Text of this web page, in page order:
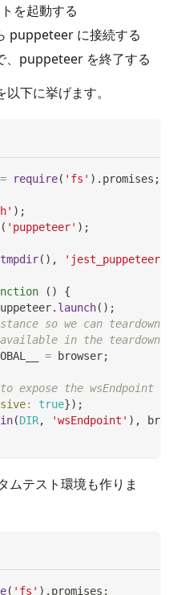
を起動する
puppeteer に接続する
、puppeteer を終了する
下に挙げます。
= require( 'fs' ) . promises ;
) ;
( 'puppeteer' ) ;
tmpdir( ) ,
( )
{
. launch( ) ;
so we can
in the teardown
= browser;
the wsEndpoint
: true}) ;
(DIR, 'wsEndpoint' ) ,
テスト環境も作りま
( 'fs' ) . promises ;